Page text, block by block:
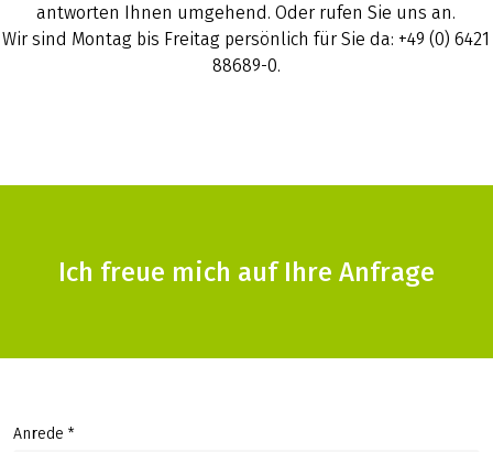
antworten Ihnen umgehend. Oder rufen Sie uns an.
Wir sind Montag bis Freitag persönlich für Sie da: +49 (0) 6421
88689-0.
Ich freue mich auf Ihre Anfrage
Anrede *